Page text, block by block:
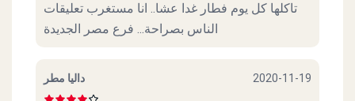
تاكلها كل يوم فطار غدا عشا.. انا مستغرب تعليقات
الناس بصراحة... فرع مصر الجديدة
داليا مطر 2020-11-19